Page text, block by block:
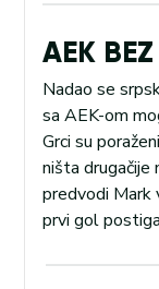
AEK
Nadao se
sa AEK-om
Grci su
ništa drugačije
predvodi Mark
prvi gol